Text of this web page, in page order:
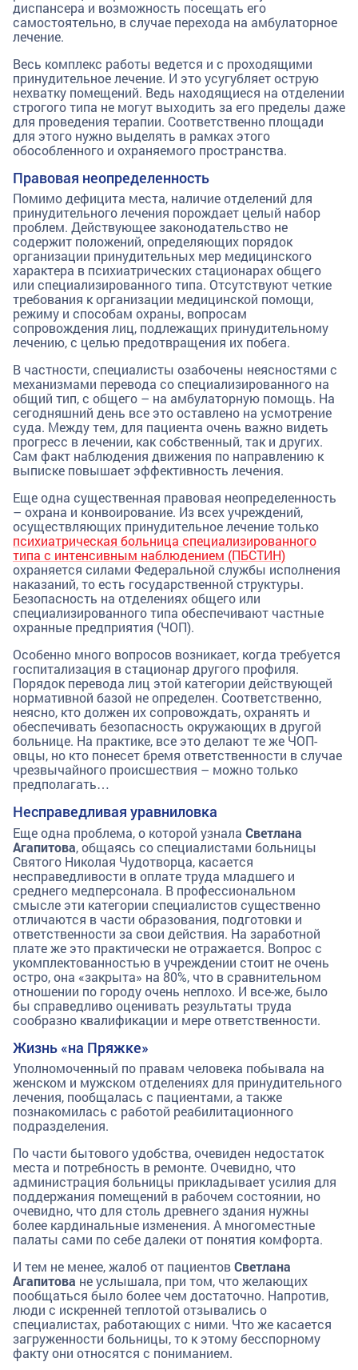
диспансера и возможность посещать его
самостоятельно, в случае перехода на амбулаторное
лечение.
Весь комплекс работы ведется и с проходящими
принудительное лечение. И это усугубляет острую
нехватку помещений. Ведь находящиеся на отделении
строгого типа не могут выходить за его пределы даже
для проведения терапии. Соответственно площади
для этого нужно выделять в рамках этого
обособленного и охраняемого пространства.
Правовая неопределенность
Помимо дефицита места, наличие отделений для
принудительного лечения порождает целый набор
проблем. Действующее законодательство не
содержит положений, определяющих порядок
организации принудительных мер медицинского
характера в психиатрических стационарах общего
или специализированного типа. Отсутствуют четкие
требования к организации медицинской помощи,
режиму и способам охраны, вопросам
сопровождения лиц, подлежащих принудительному
лечению, с целью предотвращения их побега.
В частности, специалисты озабочены неясностями с
механизмами перевода со специализированного на
общий тип, с общего – на амбулаторную помощь. На
сегодняшний день все это оставлено на усмотрение
суда. Между тем, для пациента очень важно видеть
прогресс в лечении, как собственный, так и других.
Сам факт наблюдения движения по направлению к
выписке повышает эффективность лечения.
Еще одна существенная правовая неопределенность
– охрана и конвоирование. Из всех учреждений,
осуществляющих принудительное лечение только
психиатрическая больница специализированного
типа с интенсивным наблюдением (ПБСТИН)
охраняется силами Федеральной службы исполнения
наказаний, то есть государственной структуры.
Безопасность на отделениях общего или
специализированного типа обеспечивают частные
охранные предприятия (ЧОП).
Особенно много вопросов возникает, когда требуется
госпитализация в стационар другого профиля.
Порядок перевода лиц этой категории действующей
нормативной базой не определен. Соответственно,
неясно, кто должен их сопровождать, охранять и
обеспечивать безопасность окружающих в другой
больнице. На практике, все это делают те же ЧОП-
овцы, но кто понесет бремя ответственности в случае
чрезвычайного происшествия – можно только
предполагать…
Несправедливая уравниловка
Еще одна проблема, о которой узнала Светлана
Агапитова, общаясь со специалистами больницы
Святого Николая Чудотворца, касается
несправедливости в оплате труда младшего и
среднего медперсонала. В профессиональном
смысле эти категории специалистов существенно
отличаются в части образования, подготовки и
ответственности за свои действия. На заработной
плате же это практически не отражается. Вопрос с
укомплектованностью в учреждении стоит не очень
остро, она «закрыта» на 80%, что в сравнительном
отношении по городу очень неплохо. И все-же, было
бы справедливо оценивать результаты труда
сообразно квалификации и мере ответственности.
Жизнь «на Пряжке»
Уполномоченный по правам человека побывала на
женском и мужском отделениях для принудительного
лечения, пообщалась с пациентами, а также
познакомилась с работой реабилитационного
подразделения.
По части бытового удобства, очевиден недостаток
места и потребность в ремонте. Очевидно, что
администрация больницы прикладывает усилия для
поддержания помещений в рабочем состоянии, но
очевидно, что для столь древнего здания нужны
более кардинальные изменения. А многоместные
палаты сами по себе далеки от понятия комфорта.
И тем не менее, жалоб от пациентовСветлана
Агапитова не услышала, при том, что желающих
пообщаться было более чем достаточно. Напротив,
люди с искренней теплотой отзывались о
специалистах, работающих с ними. Что же касается
загруженности больницы, то к этому бесспорному
факту они относятся с пониманием.